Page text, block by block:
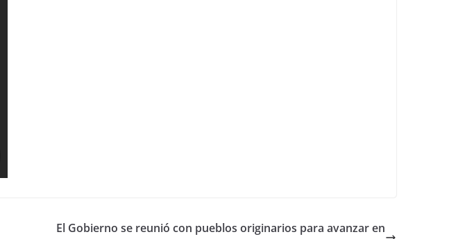
El Gobierno se reunió con pueblos originarios para avanzar en